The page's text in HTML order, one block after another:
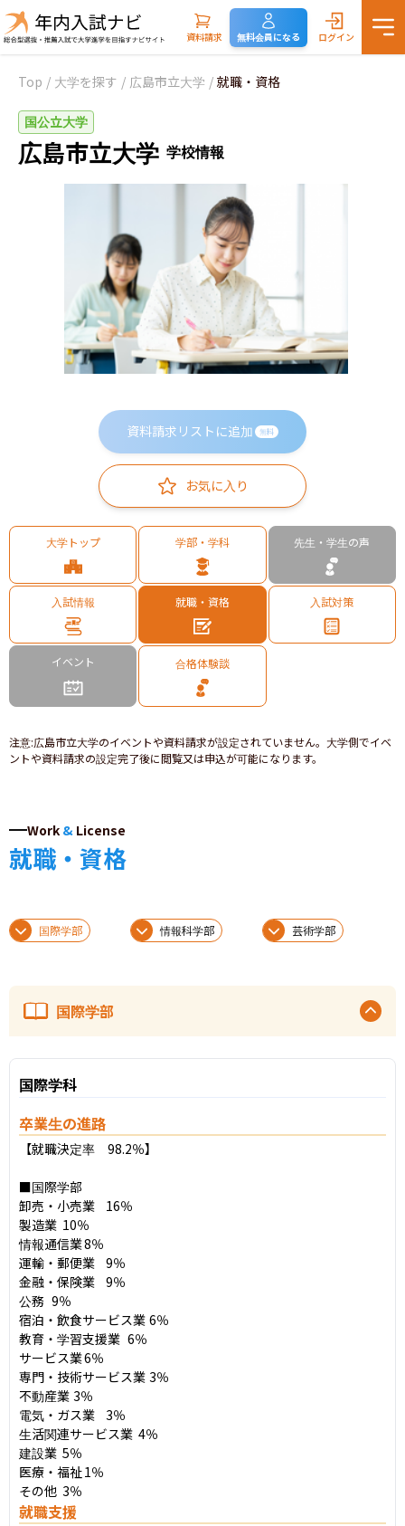
資料請求 無料会員になる ログイン
Top / 大学を探す / 広島市立大学 / 就職・資格
国公立大学
広島市立大学 学校情報
資料請求リストに追加 無料
お気に入り
大学トップ 学部・学科 先生・学生の声
入試情報 就職・資格 入試対策
イベント 合格体験談
注意:広島市立大学のイベントや資料請求が設定されていません。大学側でイベ
ントや資料請求の設定完了後に閲覧又は申込が可能になります。
Work & License
就職・資格
国際学部 情報科学部 芸術学部
国際学部
国際学科
卒業生の進路
【就職決定率　98.2％】
■国際学部
卸売・小売業	16％
製造業	10％
情報通信業	8％
運輸・郵便業	9％
金融・保険業	9％
公務	9％
宿泊・飲食サービス業	6％
教育・学習支援業	6％
サービス業	6％
専門・技術サービス業	3％
不動産業	3％
電気・ガス業	3％
生活関連サービス業	4％
建設業	5％
医療・福祉	1％
その他	3％
就職支援